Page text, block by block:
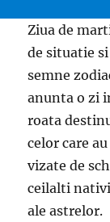
Ziua de
de situatie
semne
anunta o zi
roata
celor care
vizate de
ceilalti
ale astrelor.